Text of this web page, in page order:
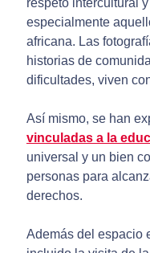
respeto intercultural
especialmente
africana. Las
historias de
dificultades, viven
Así mismo, se han
vinculadas a la
universal y un bien
personas para
derechos.
Además del espacio